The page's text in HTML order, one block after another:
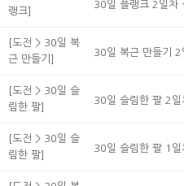
랭크]
30일 플랭크 2일차
[도전 > 30일 복
근 만들기]
30일 복근 만들기 2
[도전 > 30일 슬
림한 팔]
30일 슬림한 팔 2일
[도전 > 30일 슬
림한 팔]
30일 슬림한 팔 1일